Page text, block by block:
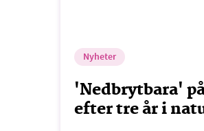
Nyheter
'Nedbrytbara'
efter tre år i